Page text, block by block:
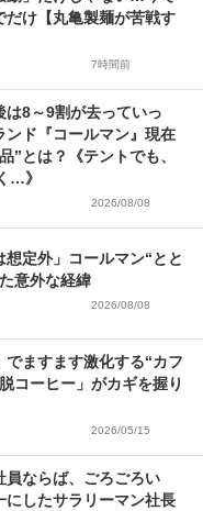
だけ【丸亀製麺が苦戦す
7時間前
は8～9割が去っていっ
ンド『コールマン』現在
”とは？《テントでも、
…》
2026/08/08
想定外」コールマン“とと
意外な経緯
2026/08/08
でますます激化する“カフ
コーヒー」がカギを握り
2026/05/15
員ならば、ごろごろい
にしたサラリーマン社長